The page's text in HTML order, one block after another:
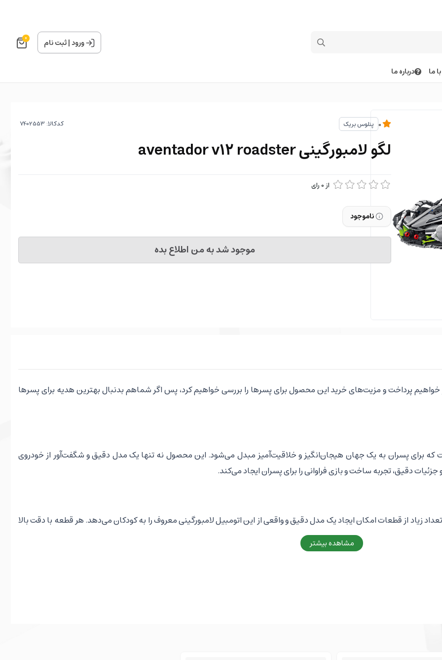
ورود|ثبت نام 0
ما درباره ما
پنلوس بریک کدکالا:
لگو لامبورگینی aventador v12 roadster
از0 رای
ناموجود
موجود شد به من اطلاع بده
خواهیم پرداخت و مزیت‌های خرید این محصول برای پسرها را بررسی خواهیم کرد، پس اگر شماهم بدنبال بهترین هدیه برای پسرها
که برای پسران به یک جهان هیجان‌انگیز و خلاقیت‌آمیز مبدل می‌شود. این محصول نه تنها یک مدل دقیق و شگفت‌آور از خودروی
جزئیات دقیق، تجربه ساخت و بازی فراوانی را برای پسران ایجاد می‌کند.
بیش از 1314 قطعه لگو است. این تعداد زیاد از قطعات امکان ایجاد یک مدل دقیق و واقعی از این اتومبیل لامبورگینی معروف را به کودکان می‌دهد. هر قطعه با دقت بالا
خلاقیت‌شان را می‌دهد.
مفاهیم مهندسی و ساختار خودروها را آموزش می‌دهد. آنها با تجربه این ساختار پیچیده مهارت‌های حل مسئله و تفکر سه
مشاهده بیشتر